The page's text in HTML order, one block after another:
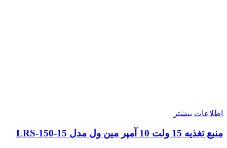
اطلاعات بیشتر
منبع تغذیه 15 ولت 10 آمپر مین ول مدل LRS-150-15